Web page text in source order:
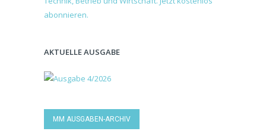
AKTUELLE AUSGABE
MM AUSGABEN-ARCHIV